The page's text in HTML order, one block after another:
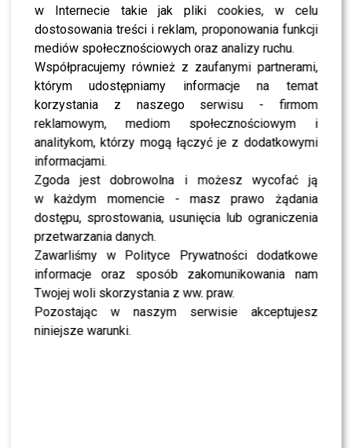
w Internecie takie jak pliki cookies, w celu
dostosowania treści i reklam, proponowania funkcji
mediów społecznościowych oraz analizy ruchu.
Współpracujemy również z zaufanymi partnerami,
którym udostępniamy informacje na temat
korzystania z naszego serwisu - firmom
reklamowym, mediom społecznościowym i
analitykom, którzy mogą łączyć je z dodatkowymi
informacjami.
Zgoda jest dobrowolna i możesz wycofać ją
w każdym momencie - masz prawo żądania
dostępu, sprostowania, usunięcia lub ograniczenia
przetwarzania danych.
Zawarliśmy w Polityce Prywatności dodatkowe
informacje oraz sposób zakomunikowania nam
Twojej woli skorzystania z ww. praw.
Pozostając w naszym serwisie akceptujesz
niniejsze warunki.
Jednak w programie wszystko dzieje się szybko i
prowadzący muszą błyskawicznie wymyślać nowe
pomysły i często sięgają po to, co jest najbliżej. Jest jej
bardzo przykro, jeżeli tymi słowami ją uraziła!
Jak ocenia ją w programie? Odpowiedź w wideo!
ZOBACZ RÓWNIEŻ- Tomson i Baron o kłótniach
Margaret z Michałem Szpakiem: Generowane
sztucznie konflikty?